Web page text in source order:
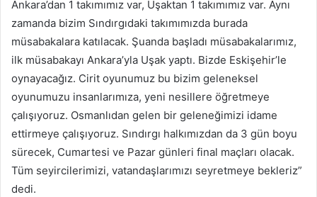
Ankara’dan 1 takımımız var, Uşaktan 1 takımımız var. Aynı
zamanda bizim Sındırgıdaki takımımızda burada
müsabakalara katılacak. Şuanda başladı müsabakalarımız,
ilk müsabakayı Ankara’yla Uşak yaptı. Bizde Eskişehir’le
oynayacağız. Cirit oyunumuz bu bizim geleneksel
oyunumuzu insanlarımıza, yeni nesillere öğretmeye
çalışıyoruz. Osmanlıdan gelen bir geleneğimizi idame
ettirmeye çalışıyoruz. Sındırgı halkımızdan da 3 gün boyu
sürecek, Cumartesi ve Pazar günleri final maçları olacak.
Tüm seyircilerimizi, vatandaşlarımızı seyretmeye bekleriz”
dedi.